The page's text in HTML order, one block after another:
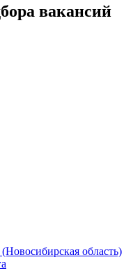
вакансий
область)